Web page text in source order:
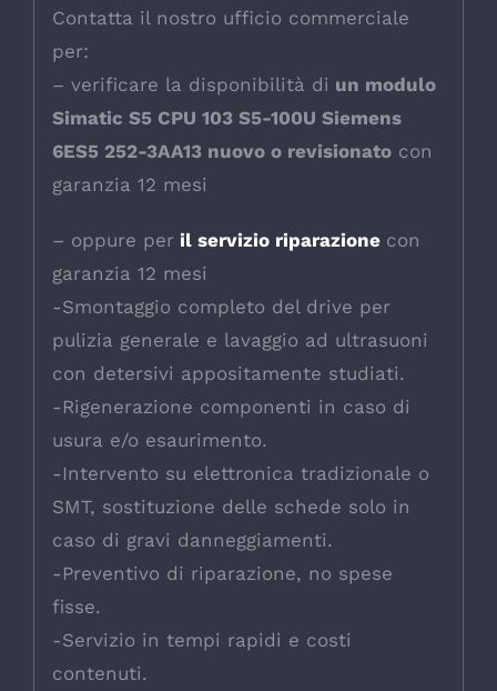
Contatta il nostro ufficio commerciale
per:
– verificare la disponibilità di un modulo
Simatic S5 CPU 103 S5-100U Siemens
6ES5 252-3AA13 nuovo o revisionatocon
garanzia 12 mesi
– oppure peril servizio riparazione con
garanzia 12 mesi
-Smontaggio completo del drive per
pulizia generale e lavaggio ad ultrasuoni
con detersivi appositamente studiati.
-Rigenerazione componenti in caso di
usura e/o esaurimento.
-Intervento su elettronica tradizionale o
SMT, sostituzione delle schede solo in
caso di gravi danneggiamenti.
-Preventivo di riparazione, no spese
fisse.
-Servizio in tempi rapidi e costi
contenuti.